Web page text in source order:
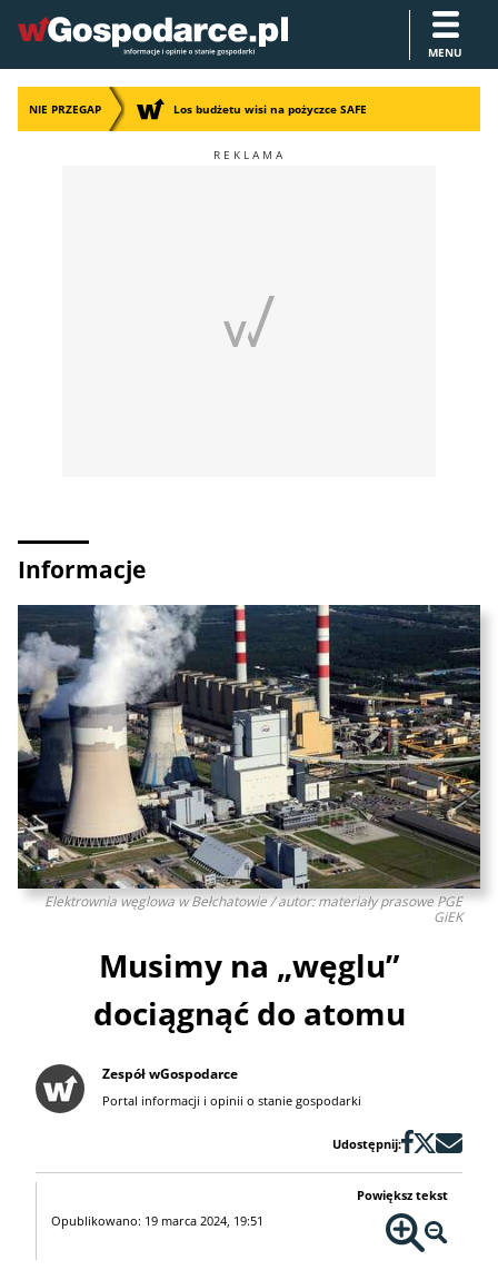
MENU
NIE PRZEGAP Los budżetu wisi na pożyczce SAFE
Informacje
Elektrownia węglowa w Bełchatowie / autor: materiały prasowe PGE
GiEK
Musimy na „węglu”
dociągnąć do atomu
Zespół wGospodarce
Portal informacji i opinii o stanie gospodarki
Udostępnij:
Opublikowano: 19 marca 2024, 19:51
Powiększ tekst